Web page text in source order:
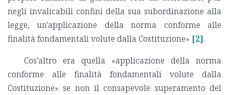
negli invalicabili confini della sua subordinazione alla
legge, un'applicazione della norma conforme alle
finalità fondamentali volute dalla Costituzione» [2].
Cos'altro era quella «applicazione della norma
conforme alle finalità fondamentali volute dalla
Costituzione» se non il consapevole superamento del